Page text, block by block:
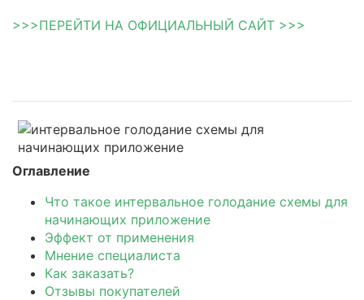
>>>ПЕРЕЙТИ НА ОФИЦИАЛЬНЫЙ САЙТ >>>
Оглавление
Что такое интервальное голодание схемы для
начинающих приложение
Эффект от применения
Мнение специалиста
Как заказать?
Отзывы покупателей